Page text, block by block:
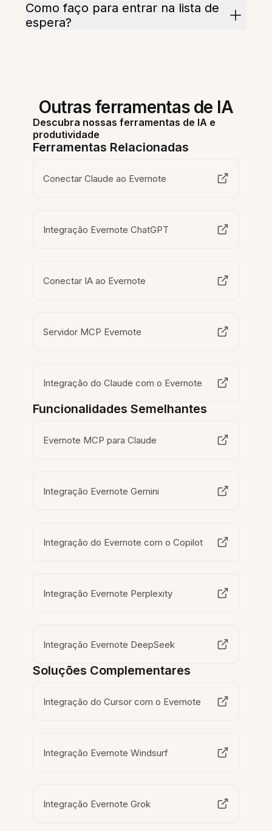
Como faço para entrar na lista de
espera?
Outras ferramentas de IA
Descubra nossas ferramentas de IA e
produtividade
Ferramentas Relacionadas
Conectar Claude ao Evernote
Integração Evernote ChatGPT
Conectar IA ao Evernote
Servidor MCP Evernote
Integração do Claude com o Evernote
Funcionalidades Semelhantes
Evernote MCP para Claude
Integração Evernote Gemini
Integração do Evernote com o Copilot
Integração Evernote Perplexity
Integração Evernote DeepSeek
Soluções Complementares
Integração do Cursor com o Evernote
Integração Evernote Windsurf
Integração Evernote Grok